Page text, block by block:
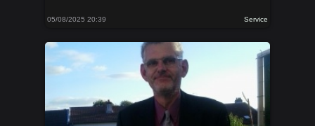
05/08/2025 20:39 Service